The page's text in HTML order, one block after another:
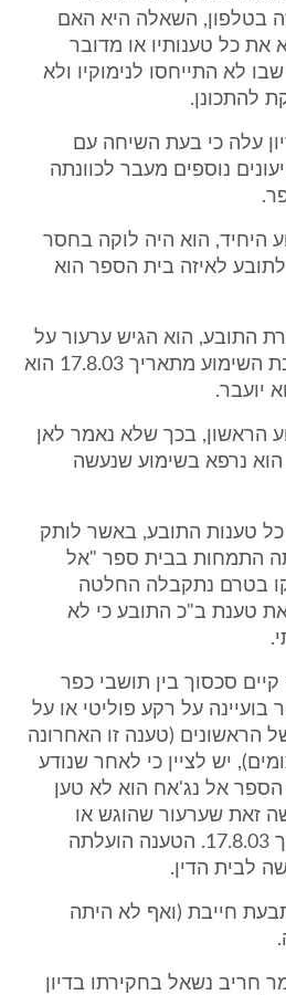
בטלפון, השאלה היא האם
את כל טענותיו או מדובר
לא התייחסו לנימוקיו ולא
להתכונן.
עלה כי בעת השיחה עם
נוספים מעבר לכוונתה
היחיד, הוא היה לוקה בחסר
לאיזה בית הספר הוא
התובע, הוא הגיש ערעור על
ההחלטה ולפחות בישיבת השימוע מתאריך 17.8.03 הוא
יועבר.
הראשון, בכך שלא נאמר לאן
הוא נרפא בשימוע שנעשה
טענות התובע, באשר לותק
התמחות בבית ספר "אל
בטרם נתקבלה החלטה
את טענת ב"כ התובע כי לא
סכסוך בין תושבי כפר
בועיינה על רקע פוליטי או על
הראשונים (טענה זו האחרונה
יש לציין כי לאחר שנודע
הספר אל נג'אח הוא לא טען
זאת שערעור שהוגש או
בישיבת השימוע מתאריך 17.8.03. הטענה הועלתה
לבית הדין.
חייבת (ואף לא היתה
חריב נשאל בחקירתו בדיון